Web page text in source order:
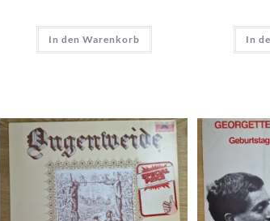
In den Warenkorb In